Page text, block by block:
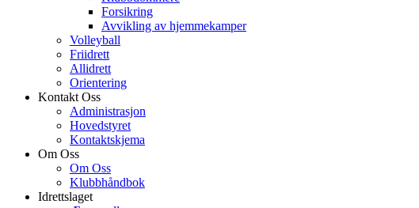
Forsikring
Avvikling av hjemmekamper
Volleyball
Friidrett
Allidrett
Orientering
Kontakt Oss
Administrasjon
Hovedstyret
Kontaktskjema
Om Oss
Om Oss
Klubbhåndbok
Idrettslaget